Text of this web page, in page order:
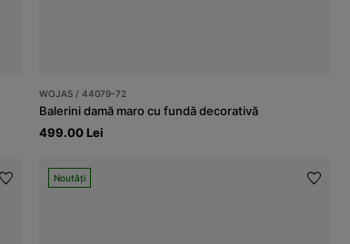
WOJAS / 44079-72
Balerini damă maro cu fundă decorativă
499.00 Lei
Noutăți